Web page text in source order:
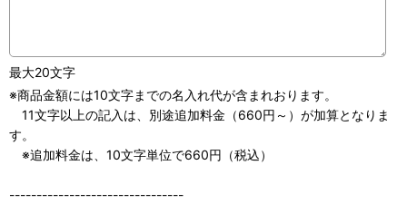
最大20文字
※商品金額には10文字までの名入れ代が含まれおります。
11文字以上の記入は、別途追加料金（660円～）が加算となりま
す。
※追加料金は、10文字単位で660円（税込）
--------------------------------